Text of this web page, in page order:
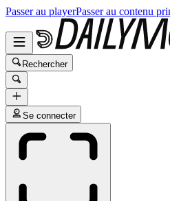
Passer au playerPasser au contenu
Rechercher
Se connecter